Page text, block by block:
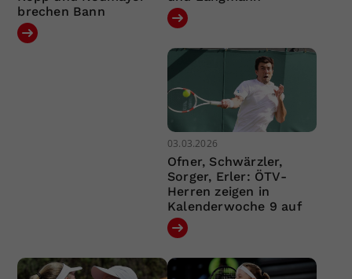
brechen Bann
03.03.2026
Ofner, Schwärzler,
Sorger, Erler: ÖTV-
Herren zeigen in
Kalenderwoche 9 auf